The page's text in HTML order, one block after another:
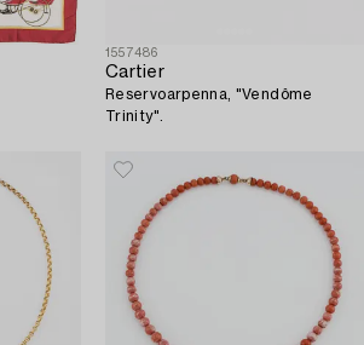
1557486
Cartier
Reservoarpenna, "Vendôme
Trinity".